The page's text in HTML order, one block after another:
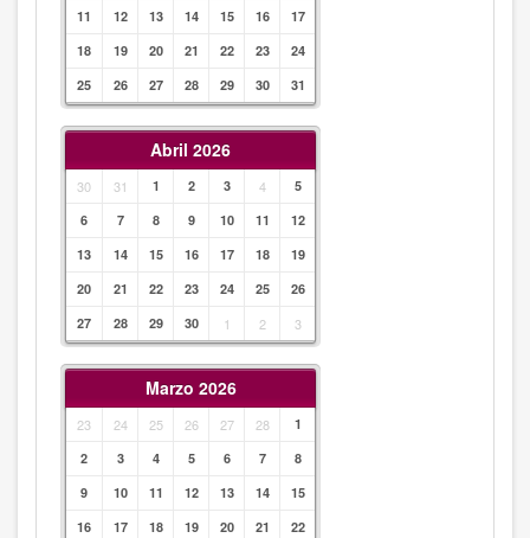
11
12 13 14 15 16
17
18
19 20 21 22 23
24
25
26 27 28 29 30 31
Abril 2026
30 31 1 2 3 4
5
6
7 8 9 10 11
12
13
14 15 16 17 18
19
20
21 22 23 24 25
26
27
28 29 30 1 2 3
Marzo 2026
23 24 25 26 27 28
1
2
3 4 5 6 7
8
9
10 11 12 13 14
15
16
17 18 19 20 21
22